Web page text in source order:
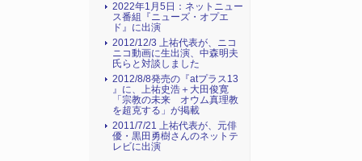
2022年1月5日：ネットニュー
ス番組『ニューズ・オプエ
ド』に出演
2012/12/3 上祐代表が、ニコ
ニコ動画に生出演、中森明夫
氏らと対談しました
2012/8/8発売の『atプラス13
』に、上祐史浩＋大田俊寛
「宗教の未来 オウム真理教
を超克する」が掲載
2011/7/21 上祐代表が、元俳
優・黒田勇樹さんのネットテ
レビに出演